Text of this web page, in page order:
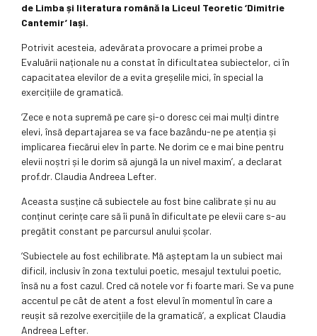
de Limba și literatura română la Liceul Teoretic ‘Dimitrie
Cantemir’ Iași.
Potrivit acesteia, adevărata provocare a primei probe a
Evaluării naționale nu a constat în dificultatea subiectelor, ci în
capacitatea elevilor de a evita greșelile mici, în special la
exercițiile de gramatică.
‘Zece e nota supremă pe care și-o doresc cei mai mulți dintre
elevi, însă departajarea se va face bazându-ne pe atenția și
implicarea fiecărui elev în parte. Ne dorim ce e mai bine pentru
elevii noștri și le dorim să ajungă la un nivel maxim’, a declarat
prof.dr. Claudia Andreea Lefter.
Aceasta susține că subiectele au fost bine calibrate și nu au
conținut cerințe care să îi pună în dificultate pe elevii care s-au
pregătit constant pe parcursul anului școlar.
‘Subiectele au fost echilibrate. Mă așteptam la un subiect mai
dificil, inclusiv în zona textului poetic, mesajul textului poetic,
însă nu a fost cazul. Cred că notele vor fi foarte mari. Se va pune
accentul pe cât de atent a fost elevul în momentul în care a
reușit să rezolve exercițiile de la gramatică’, a explicat Claudia
Andreea Lefter.